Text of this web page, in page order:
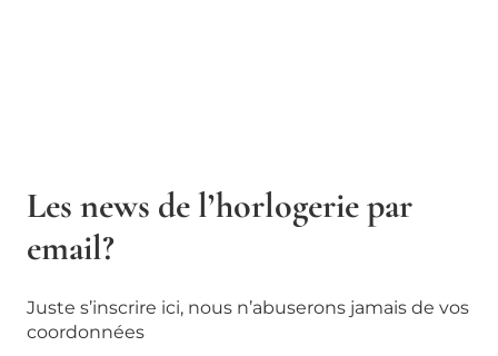
Les news de l’horlogerie par
email?
Juste s’inscrire ici, nous n’abuserons jamais de vos
coordonnées